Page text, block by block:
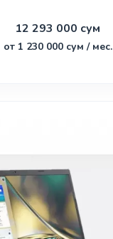
12 293 000 сум
от 1 230 000 сум / мес.